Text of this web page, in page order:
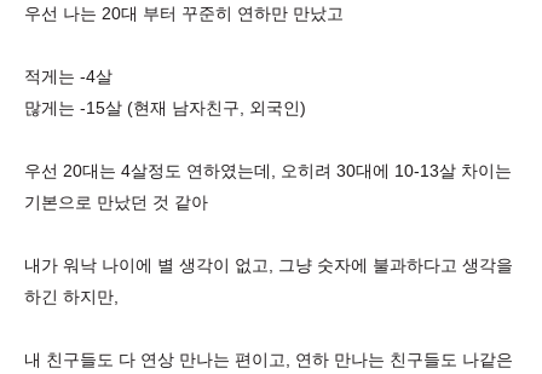
우선 나는 20대 부터 꾸준히 연하만 만났고
적게는 -4살
많게는 -15살 (현재 남자친구, 외국인)
우선 20대는 4살정도 연하였는데, 오히려 30대에 10-13살 차이는
기본으로 만났던 것 같아
내가 워낙 나이에 별 생각이 없고, 그냥 숫자에 불과하다고 생각을
하긴 하지만,
내 친구들도 다 연상 만나는 편이고, 연하 만나는 친구들도 나같은